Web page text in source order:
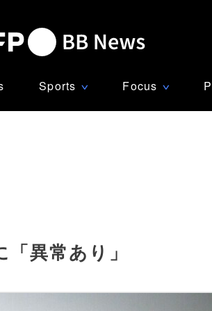
Sports ∨ Focus ∨
「異常あり」